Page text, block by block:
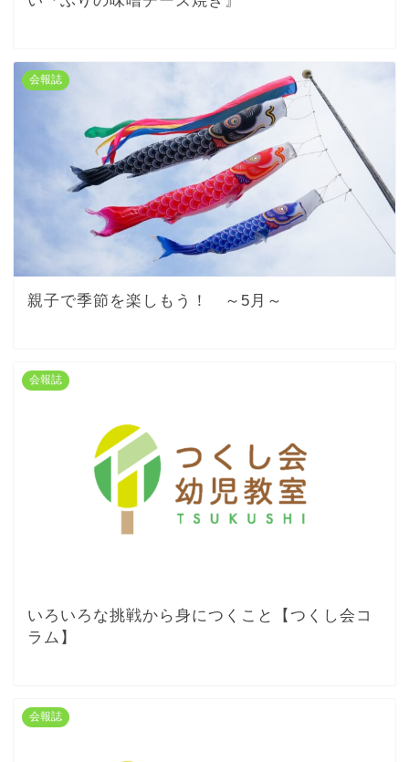
会報誌
親子で季節を楽しもう！ ～5月～
会報誌
いろいろな挑戦から身につくこと【つくし会コ
ラム】
会報誌